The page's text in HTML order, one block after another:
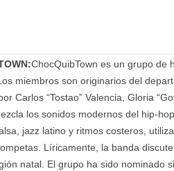
ChocQuibTown es un grupo de
miembros son originarios del
Carlos “Tostao” Valencia, Gloria
los sonidos modernos del hip-
jazz latino y ritmos costeros,
Líricamente, la banda
natal. El grupo ha sido nominado